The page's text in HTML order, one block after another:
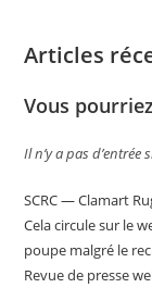
Articles
Vous
Il n’y a pas d’entrée
SCRC — Clamart
Cela circule sur le
poupe malgré le
Revue de presse